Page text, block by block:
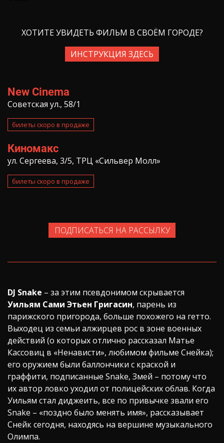
ХОТИТЕ УВИДЕТЬ ФИЛЬМ В СВОЁМ ГОРОДЕ?
ИНСТРУКЦИЯ ЗДЕСЬ
New Cinema
Советская ул., 58/1
билеты скоро в продаже
Киномакс
ул. Сергеева, 3/5, ТРЦ «Сильвер Молл»
билеты скоро в продаже
ПОДПИСАТЬСЯ НА РАССЫЛКУ
DJ Snake – за этим псевдонимом скрывается
Уильям Сами Этьен Григасин, парень из
парижского пригорода, больше похожего на гетто.
Выходец из семьи алжирцев рос в зоне военных
действий (о которых отлично рассказал Матье
Кассовиц в «Ненависти», любимом фильме Снейка);
его оружием были баллончики с краской и
граффити, подписанные Snake, Змей – потому что
их автор ловко уходил от полицейских облав. Когда
Уильям стал диджеить, все по привычке звали его
Snake – «поздно было менять имя», рассказывает
Снейк сегодня, находясь на вершине музыкального
Олимпа.